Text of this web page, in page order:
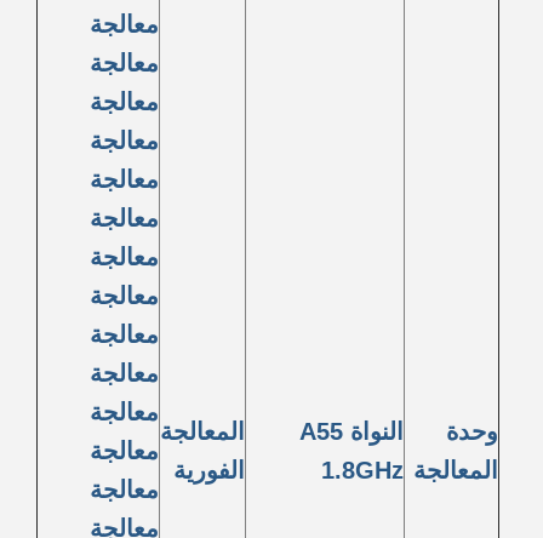
وحدة
المعالجة
النواة A55
1.8GHz
المعالجة
الفورية
معالجة
معالجة
معالجة
معالجة
معالجة
معالجة
معالجة
معالجة
معالجة
معالجة
معالجة
معالجة
معالجة
معالجة